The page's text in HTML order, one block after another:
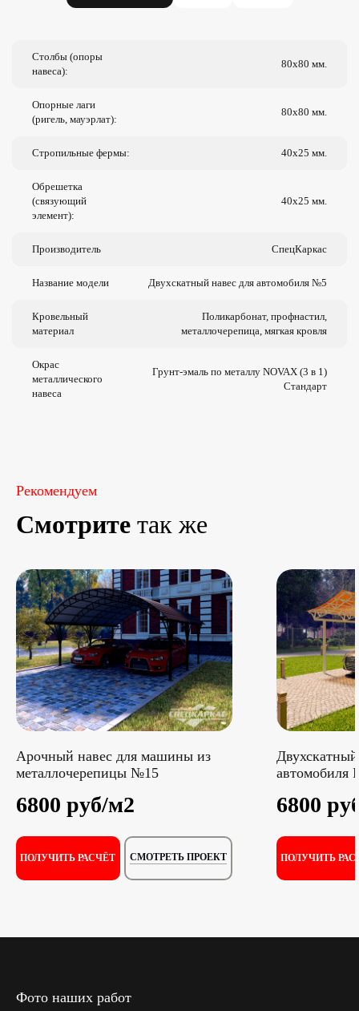
Столбы (опоры
навеса):
80х80 мм.
Опорные лаги
(ригель, мауэрлат):
80х80 мм.
Стропильные фермы: 40х25 мм.
Обрешетка
(связующий
элемент):
40х25 мм.
Производитель СпецКаркас
Название модели Двухскатный навес для автомобиля №5
Кровельный
материал
Поликарбонат, профнастил,
металлочерепица, мягкая кровля
Окрас
металлического
навеса
Грунт-эмаль по металлу NOVAX (3 в 1)
Стандарт
Рекомендуем
Смотрите так же
Арочный навес для машины из
металлочерепицы №15
6800 руб/м2
ПОЛУЧИТЬ РАСЧЁТ СМОТРЕТЬ ПРОЕКТ
автомобиля
6800
ПОЛУЧИТЬ
Фото наших работ